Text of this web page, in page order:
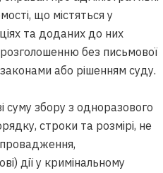
що містяться у
та доданих до них
без письмової
або рішенням суду.
суму збору з одноразового
строки та розмірі, не
дії у кримінальному